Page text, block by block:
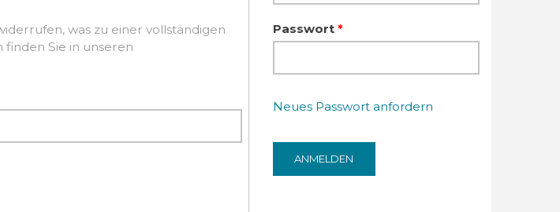
was zu einer vollständigen
Informationen finden Sie in unseren
Passwort *
Neues Passwort anfordern